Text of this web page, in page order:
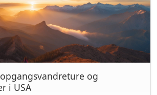
og
i USA